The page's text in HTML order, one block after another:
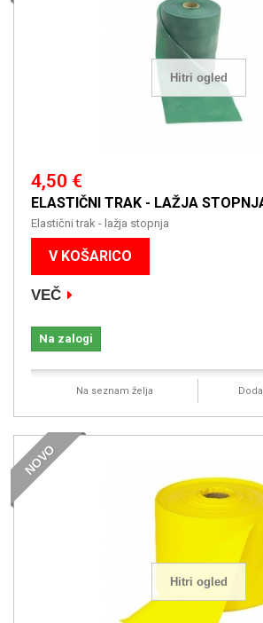
Hitri ogled
4,50 €
ELASTIČNI TRAK - LAŽJA
Elastični trak - lažja stopnja
V KOŠARICO
VEČ
Na zalogi
Na seznam želja
Hitri ogled
NOVO